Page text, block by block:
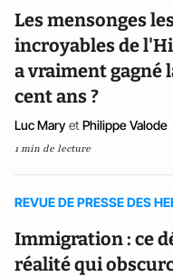
Les mensonges
incroyables de
a vraiment gagné
cent ans ?
Luc Mary et Philippe Valode
1 min de lecture
REVUE DE PRESSE DES
Immigration : ce
réalité qui